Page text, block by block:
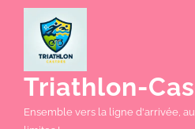
Triathlon-
Ensemble vers la ligne d'arrivée,